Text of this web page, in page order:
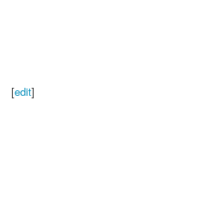
[edit]